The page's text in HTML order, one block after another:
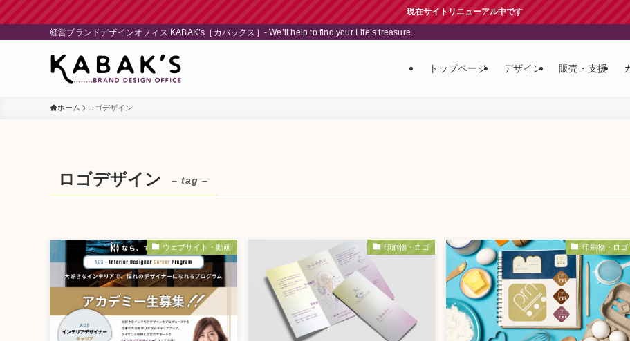
現在サイトリニューアル中です
経営ブランドデザインオフィス KABAK’s［カバックス］- We’ll help to find your Life’s treasure.
トップページ デザイン 販売・支援
ホーム ロゴデザイン
ロゴデザイン – tag –
ウェブサイト・動画 印刷物・ロゴ 印刷物・ロゴ